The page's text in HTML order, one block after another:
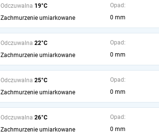
Odczuwalna 19°C
Zachmurzenie umiarkowane
Opad:
0 mm
Odczuwalna 22°C
Zachmurzenie umiarkowane
Opad:
0 mm
Odczuwalna 25°C
Zachmurzenie umiarkowane
Opad:
0 mm
Odczuwalna 26°C
Zachmurzenie umiarkowane
Opad:
0 mm